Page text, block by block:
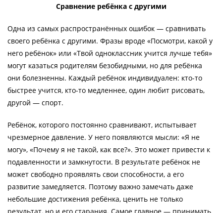
Сравнение ребёнка с другими
Одна из самых распространённых ошибок — сравнивать
своего ребёнка с другими. Фразы вроде «Посмотри, какой у
него ребёнок» или «Твой одноклассник учится лучше тебя»
могут казаться родителям безобидными, но для ребёнка
они болезненны. Каждый ребёнок индивидуален: кто-то
быстрее учится, кто-то медленнее, один любит рисовать,
другой — спорт.
Ребёнок, которого постоянно сравнивают, испытывает
чрезмерное давление. У него появляются мысли: «Я не
могу», «Почему я не такой, как все?». Это может привести к
подавленности и замкнутости. В результате ребёнок не
может свободно проявлять свои способности, а его
развитие замедляется. Поэтому важно замечать даже
небольшие достижения ребёнка, ценить не только